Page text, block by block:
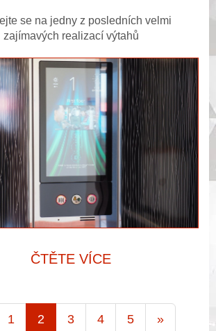
se na jedny z posledních velmi
zajímavých realizací výtahů
ČTĚTE VÍCE
1 2 3 4 5 »